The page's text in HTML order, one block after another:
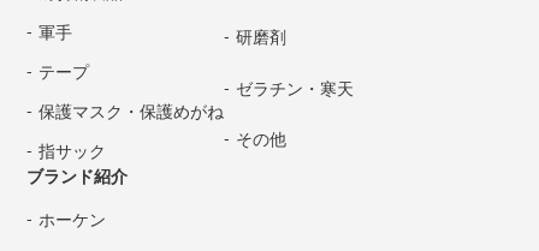
軍手
テープ
保護マスク・保護めがね
指サック
研磨剤
ゼラチン・寒天
その他
ブランド紹介
ホーケン